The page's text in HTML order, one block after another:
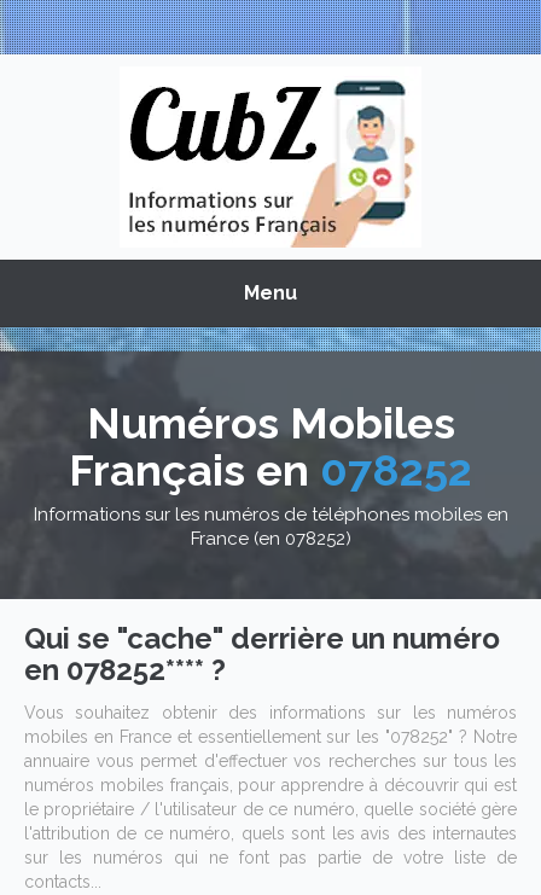
Menu
Numéros Mobiles
Français en 078252
Informations sur les numéros de téléphones mobiles en
France (en 078252)
Qui se "cache" derrière un numéro
en 078252**** ?
Vous souhaitez obtenir des informations sur les numéros
mobiles en France et essentiellement sur les "078252" ? Notre
annuaire vous permet d'effectuer vos recherches sur tous les
numéros mobiles français, pour apprendre à découvrir qui est
le propriétaire / l'utilisateur de ce numéro, quelle société gère
l'attribution de ce numéro, quels sont les avis des internautes
sur les numéros qui ne font pas partie de votre liste de
contacts...